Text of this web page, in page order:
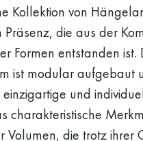
Kollektion von
die aus der
Formen entstanden ist.
ist modular aufgebaut
und
charakteristische
Volumen, die trotz ihrer